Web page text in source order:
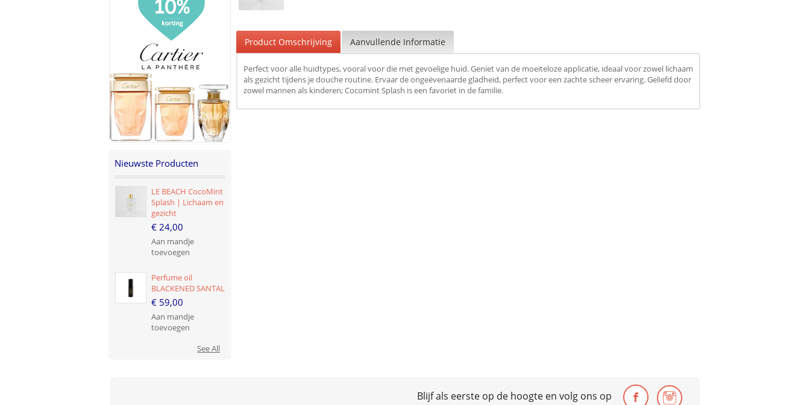
Product Omschrijving Aanvullende Informatie
Perfect voor alle huidtypes, vooral voor die met gevoelige huid. Geniet van de moeiteloze applicatie, ideaal voor zowel lichaam
als gezicht tijdens je douche routine. Ervaar de ongeëvenaarde gladheid, perfect voor een zachte scheer ervaring. Geliefd door
zowel mannen als kinderen; Cocomint Splash is een favoriet in de familie.
Nieuwste Producten
LE BEACH CocoMint
Splash | Lichaam en
gezicht
€ 24,00
Aan mandje
toevoegen
Perfume oil
BLACKENED SANTAL
€ 59,00
Aan mandje
toevoegen
See All
Blijf als eerste op de hoogte en volg ons op